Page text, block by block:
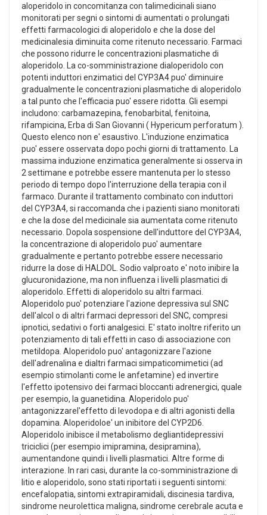
aloperidolo in concomitanza con talimedicinali siano
monitorati per segni o sintomi di aumentati o prolungati
effetti farmacologici di aloperidolo e che la dose del
medicinalesia diminuita come ritenuto necessario. Farmaci
che possono ridurre le concentrazioni plasmatiche di
aloperidolo. La co-somministrazione dialoperidolo con
potenti induttori enzimatici del CYP3A4 puo' diminuire
gradualmente le concentrazioni plasmatiche di aloperidolo
a tal punto che l'efficacia puo' essere ridotta. Gli esempi
includono: carbamazepina, fenobarbital, fenitoina,
rifampicina, Erba di San Giovanni ( Hypericum perforatum ).
Questo elenco non e' esaustivo. L'induzione enzimatica
puo' essere osservata dopo pochi giorni di trattamento. La
massima induzione enzimatica generalmente si osserva in
2 settimane e potrebbe essere mantenuta per lo stesso
periodo di tempo dopo l'interruzione della terapia con il
farmaco. Durante il trattamento combinato con induttori
del CYP3A4, si raccomanda che i pazienti siano monitorati
e che la dose del medicinale sia aumentata come ritenuto
necessario. Dopola sospensione dell'induttore del CYP3A4,
la concentrazione di aloperidolo puo' aumentare
gradualmente e pertanto potrebbe essere necessario
ridurre la dose di HALDOL. Sodio valproato e' noto inibire la
glucuronidazione, ma non influenza i livelli plasmatici di
aloperidolo. Effetti di aloperidolo su altri farmaci.
Aloperidolo puo' potenziare l'azione depressiva sul SNC
dell'alcol o di altri farmaci depressori del SNC, compresi
ipnotici, sedativi o forti analgesici. E' stato inoltre riferito un
potenziamento di tali effetti in caso di associazione con
metildopa. Aloperidolo puo' antagonizzare l'azione
dell'adrenalina e dialtri farmaci simpaticomimetici (ad
esempio stimolanti come le anfetamine) ed invertire
l'effetto ipotensivo dei farmaci bloccanti adrenergici, quale
per esempio, la guanetidina. Aloperidolo puo'
antagonizzarel'effetto di levodopa e di altri agonisti della
dopamina. Aloperidoloe' un inibitore del CYP2D6.
Aloperidolo inibisce il metabolismo degliantidepressivi
triciclici (per esempio imipramina, desipramina),
aumentandone quindi i livelli plasmatici. Altre forme di
interazione. In rari casi, durante la co-somministrazione di
litio e aloperidolo, sono stati riportati i seguenti sintomi:
encefalopatia, sintomi extrapiramidali, discinesia tardiva,
sindrome neurolettica maligna, sindrome cerebrale acuta e